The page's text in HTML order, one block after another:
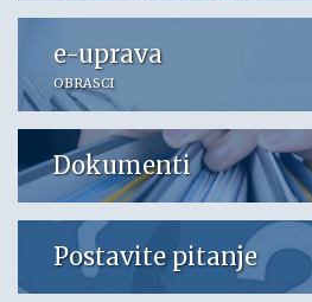
e-uprava
OBRASCI
Dokumenti
Postavite pitanje